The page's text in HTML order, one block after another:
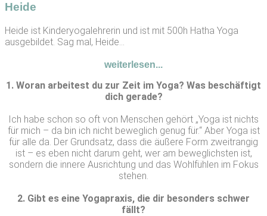
Heide
Heide ist Kinderyogalehrerin und ist mit 500h Hatha Yoga
ausgebildet. Sag mal, Heide...
weiterlesen...
1. Woran arbeitest du zur Zeit im Yoga? Was beschäftigt
dich gerade?
Ich habe schon so oft von Menschen gehört „Yoga ist nichts
für mich – da bin ich nicht beweglich genug für.“ Aber Yoga ist
für alle da. Der Grundsatz, dass die äußere Form zweitrangig
ist – es eben nicht darum geht, wer am beweglichsten ist,
sondern die innere Ausrichtung und das Wohlfühlen im Fokus
stehen.
2. Gibt es eine Yogapraxis, die dir besonders schwer
fällt?